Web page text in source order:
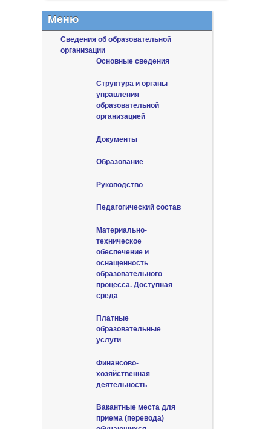
Меню
Сведения об образовательной
организации
Основные сведения
Структура и органы
управления
образовательной
организацией
Документы
Образование
Руководство
Педагогический состав
Материально-
техническое
обеспечение и
оснащенность
образовательного
процесса. Доступная
среда
Платные
образовательные
услуги
Финансово-
хозяйственная
деятельность
Вакантные места для
приема (перевода)